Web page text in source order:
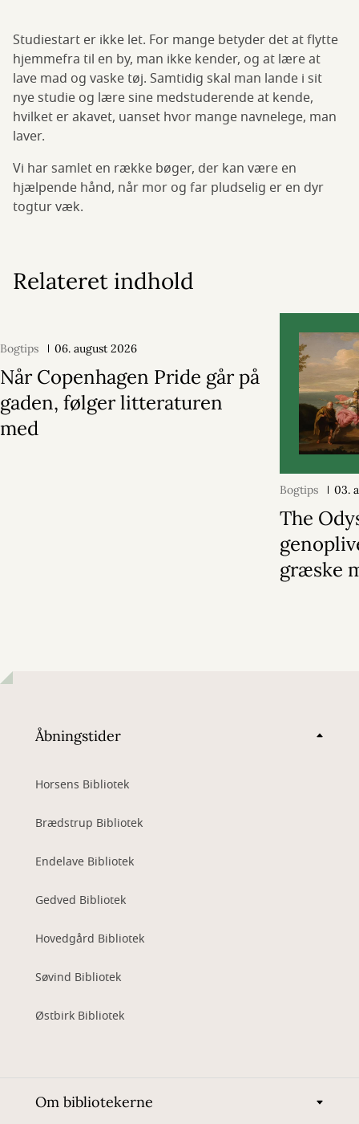
Studiestart er ikke let. For mange betyder det at flytte
hjemmefra til en by, man ikke kender, og at lære at
lave mad og vaske tøj. Samtidig skal man lande i sit
nye studie og lære sine medstuderende at kende,
hvilket er akavet, uanset hvor mange navnelege, man
laver.
Vi har samlet en række bøger, der kan være en
hjælpende hånd, når mor og far pludselig er en dyr
togtur væk.
Relateret indhold
Bogtips 06. august 2026
Når Copenhagen Pride går på
gaden, følger litteraturen
med
Bogtips 03.
The
græske
Åbningstider
Horsens Bibliotek
Brædstrup Bibliotek
Endelave Bibliotek
Gedved Bibliotek
Hovedgård Bibliotek
Søvind Bibliotek
Østbirk Bibliotek
Om bibliotekerne